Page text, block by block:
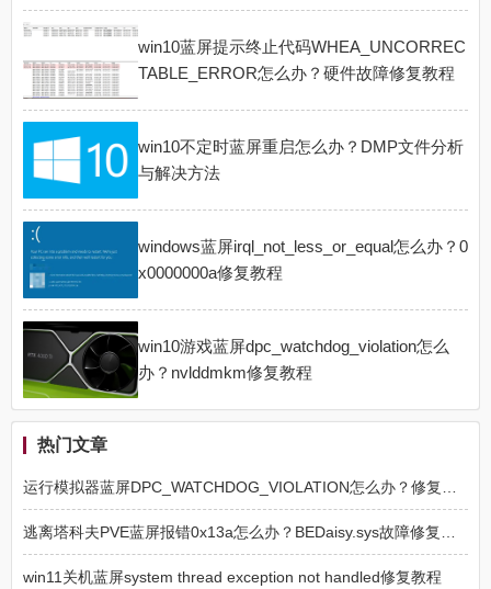
win10蓝屏提示终止代码WHEA_UNCORREC
TABLE_ERROR怎么办？硬件故障修复教程
win10不定时蓝屏重启怎么办？DMP文件分析
与解决方法
windows蓝屏irql_not_less_or_equal怎么办？0
x0000000a修复教程
win10游戏蓝屏dpc_watchdog_violation怎么
办？nvlddmkm修复教程
热门文章
运行模拟器蓝屏DPC_WATCHDOG_VIOLATION怎么办？修复教程
逃离塔科夫PVE蓝屏报错0x13a怎么办？BEDaisy.sys故障修复方法
win11关机蓝屏system thread exception not handled修复教程